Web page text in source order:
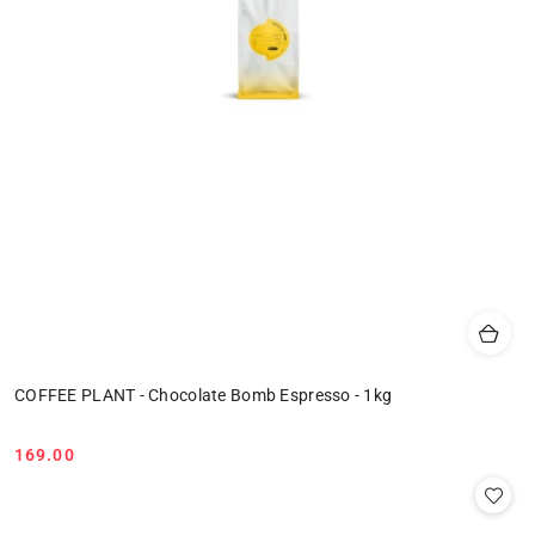
COFFEE PLANT - Chocolate Bomb Espresso - 1kg
Cena:
169.00